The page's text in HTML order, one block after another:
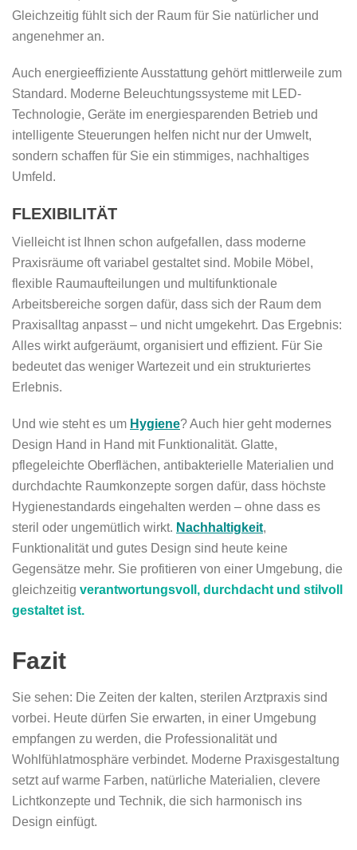
Gleichzeitig fühlt sich der Raum für Sie natürlicher und
angenehmer an.
Auch energieeffiziente Ausstattung gehört mittlerweile zum
Standard. Moderne Beleuchtungssysteme mit LED-
Technologie, Geräte im energiesparenden Betrieb und
intelligente Steuerungen helfen nicht nur der Umwelt,
sondern schaffen für Sie ein stimmiges, nachhaltiges
Umfeld.
FLEXIBILITÄT
Vielleicht ist Ihnen schon aufgefallen, dass moderne
Praxisräume oft variabel gestaltet sind. Mobile Möbel,
flexible Raumaufteilungen und multifunktionale
Arbeitsbereiche sorgen dafür, dass sich der Raum dem
Praxisalltag anpasst – und nicht umgekehrt. Das Ergebnis:
Alles wirkt aufgeräumt, organisiert und effizient. Für Sie
bedeutet das weniger Wartezeit und ein strukturiertes
Erlebnis.
Und wie steht es um Hygiene? Auch hier geht modernes
Design Hand in Hand mit Funktionalität. Glatte,
pflegeleichte Oberflächen, antibakterielle Materialien und
durchdachte Raumkonzepte sorgen dafür, dass höchste
Hygienestandards eingehalten werden – ohne dass es
steril oder ungemütlich wirkt. Nachhaltigkeit,
Funktionalität und gutes Design sind heute keine
Gegensätze mehr. Sie profitieren von einer Umgebung, die
gleichzeitig verantwortungsvoll, durchdacht und stilvoll
gestaltet ist.
Fazit
Sie sehen: Die Zeiten der kalten, sterilen Arztpraxis sind
vorbei. Heute dürfen Sie erwarten, in einer Umgebung
empfangen zu werden, die Professionalität und
Wohlfühlatmosphäre verbindet. Moderne Praxisgestaltung
setzt auf warme Farben, natürliche Materialien, clevere
Lichtkonzepte und Technik, die sich harmonisch ins
Design einfügt.